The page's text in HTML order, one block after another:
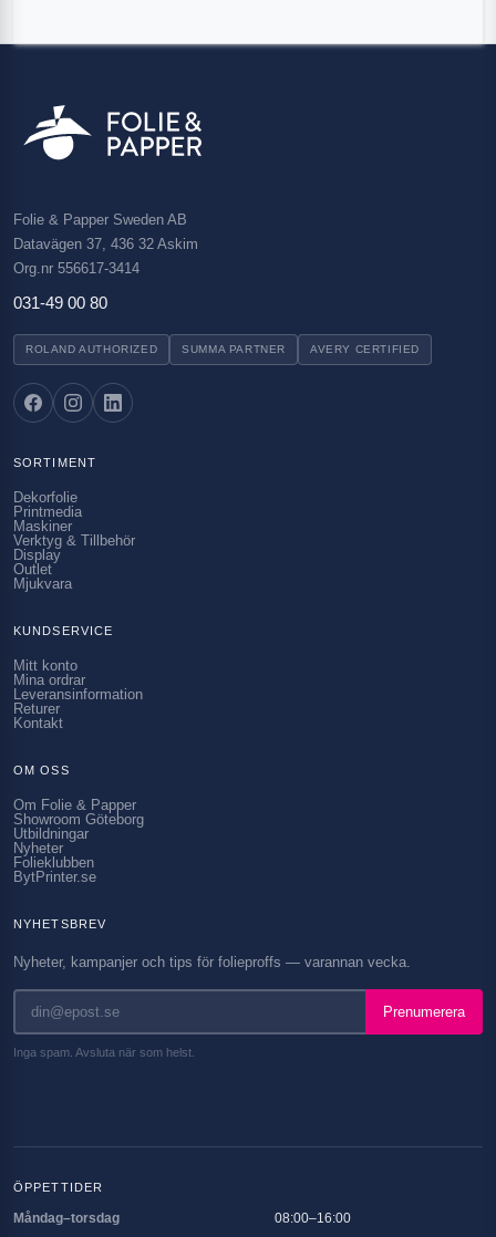
Folie & Papper Sweden AB
Datavägen 37, 436 32 Askim
Org.nr 556617-3414
031-49 00 80
ROLAND AUTHORIZED SUMMA PARTNER AVERY CERTIFIED
SORTIMENT
Dekorfolie
Printmedia
Maskiner
Verktyg & Tillbehör
Display
Outlet
Mjukvara
KUNDSERVICE
Mitt konto
Mina ordrar
Leveransinformation
Returer
Kontakt
OM OSS
Om Folie & Papper
Showroom Göteborg
Utbildningar
Nyheter
Folieklubben
BytPrinter.se
NYHETSBREV
Nyheter, kampanjer och tips för folieproffs — varannan vecka.
Prenumerera
Inga spam. Avsluta när som helst.
ÖPPETTIDER
Måndag–torsdag
08:00–16:00